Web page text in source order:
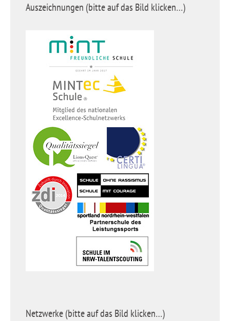
Auszeichnungen (bitte auf das Bild klicken…)
Netzwerke (bitte auf das Bild klicken…)